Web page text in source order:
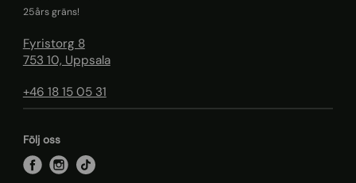
25års gräns!
Fyristorg 8
753 10, Uppsala
+46 18 15 05 31
Följ oss
f
i
t